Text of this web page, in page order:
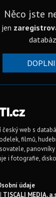
Něco jste
český web s
filmů,
panovníky
i fotografie,
údaje
TISCALI MEDIA,